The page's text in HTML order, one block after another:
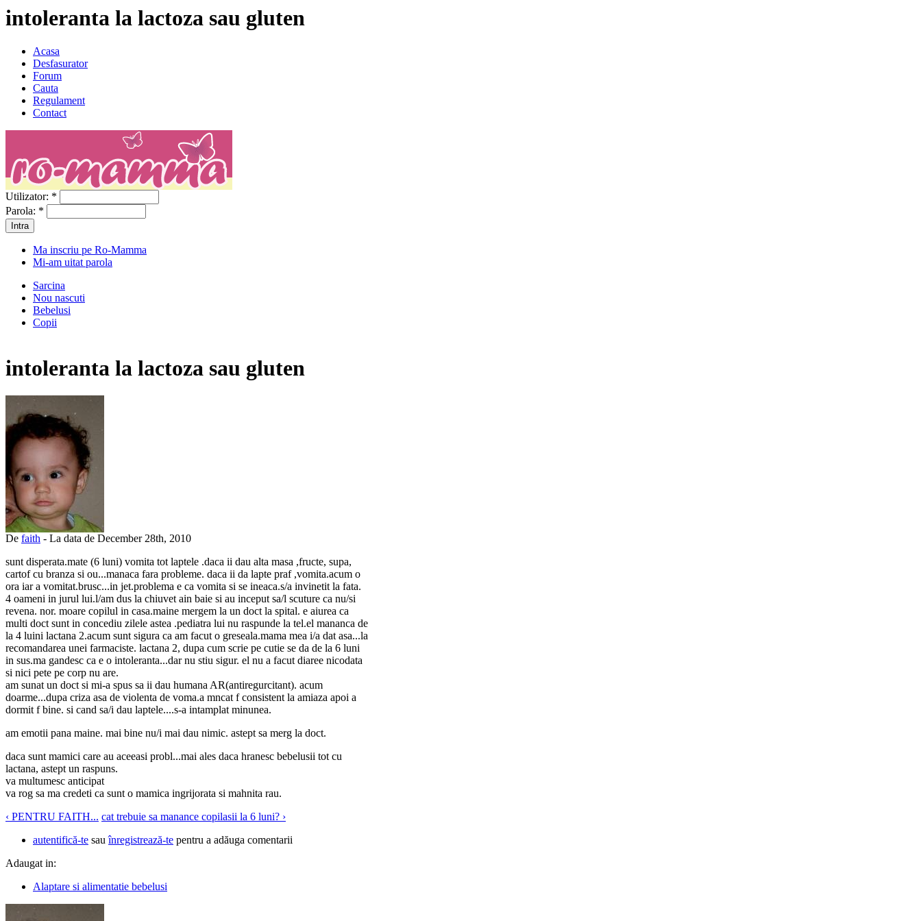
intoleranta la lactoza sau gluten
Acasa
Desfasurator
Forum
Cauta
Regulament
Contact
Utilizator: *
Parola: *
Ma inscriu pe Ro-Mamma
Mi-am uitat parola
Sarcina
Nou nascuti
Bebelusi
Copii
intoleranta la lactoza sau gluten
De faith - La data de December 28th, 2010
sunt disperata.mate (6 luni) vomita tot laptele .daca ii dau alta masa ,fructe, supa,
cartof cu branza si ou...manaca fara probleme. daca ii da lapte praf ,vomita.acum o
ora iar a vomitat.brusc...in jet.problema e ca vomita si se ineaca.s/a invinetit la fata.
4 oameni in jurul lui.l/am dus la chiuvet ain baie si au inceput sa/l scuture ca nu/si
revena. nor. moare copilul in casa.maine mergem la un doct la spital. e aiurea ca
multi doct sunt in concediu zilele astea .pediatra lui nu raspunde la tel.el mananca de
la 4 luini lactana 2.acum sunt sigura ca am facut o greseala.mama mea i/a dat asa...la
recomandarea unei farmaciste. lactana 2, dupa cum scrie pe cutie se da de la 6 luni
in sus.ma gandesc ca e o intoleranta...dar nu stiu sigur. el nu a facut diaree nicodata
si nici pete pe corp nu are.
am sunat un doct si mi-a spus sa ii dau humana AR(antiregurcitant). acum
doarme...dupa criza asa de violenta de voma.a mncat f consistent la amiaza apoi a
dormit f bine. si cand sa/i dau laptele....s-a intamplat minunea.
am emotii pana maine. mai bine nu/i mai dau nimic. astept sa merg la doct.
daca sunt mamici care au aceeasi probl...mai ales daca hranesc bebelusii tot cu
lactana, astept un raspuns.
va multumesc anticipat
va rog sa ma credeti ca sunt o mamica ingrijorata si mahnita rau.
‹ PENTRU FAITH... cat trebuie sa manance copilasii la 6 luni? ›
autentifică-te sauînregistrează-te pentru a adăuga comentarii
Adaugat in:
Alaptare si alimentatie bebelusi